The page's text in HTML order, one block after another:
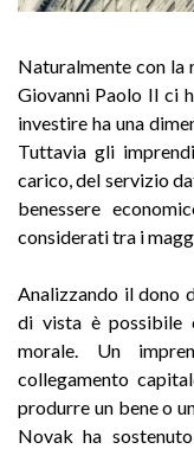
Naturalmente con la
Giovanni Paolo II ci
investire ha una
Tuttavia gli
carico, del servizio
benessere
considerati tra i
Analizzando il dono
di vista è possibile
morale. Un
collegamento
produrre un bene o
Novak ha